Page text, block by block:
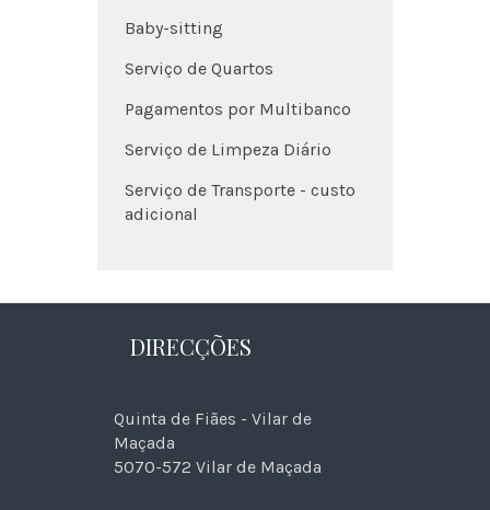
Baby-sitting
Serviço de Quartos
Pagamentos por Multibanco
Serviço de Limpeza Diário
Serviço de Transporte - custo
adicional
DIRECÇÕES
Quinta de Fiães - Vilar de
Maçada
5070-572 Vilar de Maçada